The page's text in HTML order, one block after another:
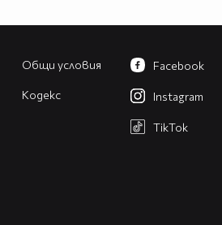
Общи условия
Кодекс
Facebook
Instagram
TikTok